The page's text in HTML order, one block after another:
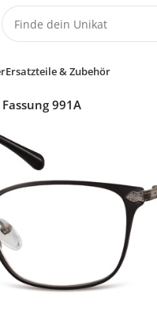
Ersatzteile & Zubehör
991A